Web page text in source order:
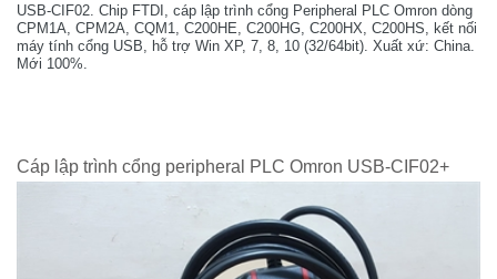
USB-CIF02. Chip FTDI, cáp lập trình cổng Peripheral PLC Omron dòng
CPM1A, CPM2A, CQM1, C200HE, C200HG, C200HX, C200HS, kết nối
máy tính cổng USB, hỗ trợ Win XP, 7, 8, 10 (32/64bit). Xuất xứ: China.
Mới 100%.
Cáp lập trình cổng peripheral PLC Omron USB-CIF02+